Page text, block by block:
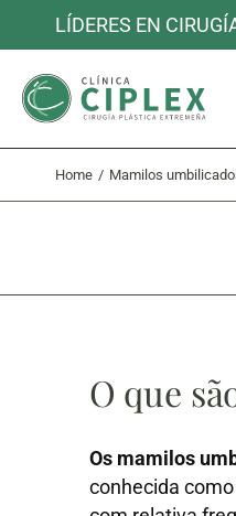
LÍDERES EN
Home Mamilos
O que
Os mamilos
conhecida como